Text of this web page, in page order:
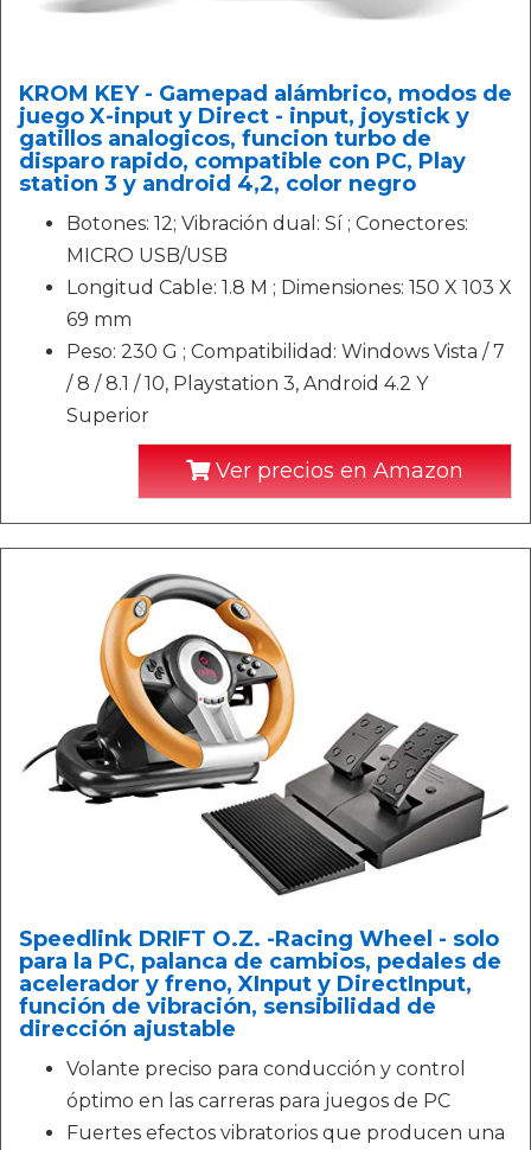
KROM KEY - Gamepad alámbrico, modos de
juego X-input y Direct - input, joystick y
gatillos analogicos, funcion turbo de
disparo rapido, compatible con PC, Play
station 3 y android 4,2, color negro
Botones: 12; Vibración dual: Sí ; Conectores:
MICRO USB/USB
Longitud Cable: 1.8 M ; Dimensiones: 150 X 103 X
69 mm
Peso: 230 G ; Compatibilidad: Windows Vista / 7
/ 8 / 8.1 / 10, Playstation 3, Android 4.2 Y
Superior
Ver precios en Amazon
Speedlink DRIFT O.Z. -Racing Wheel - solo
para la PC, palanca de cambios, pedales de
acelerador y freno, XInput y DirectInput,
función de vibración, sensibilidad de
dirección ajustable
Volante preciso para conducción y control
óptimo en las carreras para juegos de PC
Fuertes efectos vibratorios que producen una